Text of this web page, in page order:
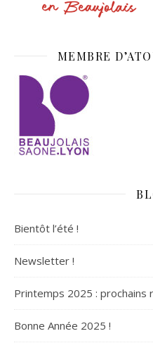
MEMBRE
Bientôt l’été !
Newsletter !
Printemps 2025 : prochains
Bonne Année 2025 !